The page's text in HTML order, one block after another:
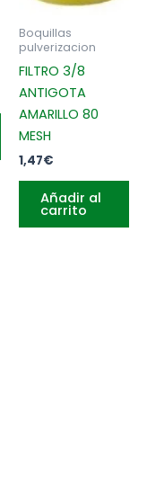
Boquillas
pulverizacion
FILTRO 3/8
ANTIGOTA
AMARILLO 80
MESH
1,47€
Añadir al
carrito